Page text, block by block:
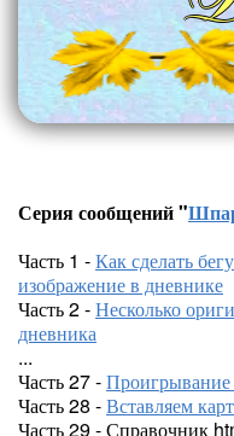
Серия сообщений "
Часть 1 -Как сделать
изображение в дневнике
Часть 2 -Несколько
дневника
...
Часть 27 -
Часть 28 -Вставляем
Часть 29 - Справочник